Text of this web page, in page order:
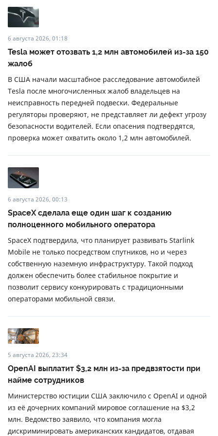
6 августа 2026, 01:18
Tesla может отозвать 1,2 млн автомобилей из-за 150
жалоб
В США начали масштабное расследование автомобилей
Tesla после многочисленных жалоб владельцев на
неисправность передней подвески. Федеральные
регуляторы проверяют, не представляет ли дефект угрозу
безопасности водителей. Если опасения подтвердятся,
проверка может охватить около 1,2 млн автомобилей.
6 августа 2026, 00:13
SpaceX сделала еще один шаг к созданию
полноценного мобильного оператора
SpaceX подтвердила, что планирует развивать Starlink
Mobile не только посредством спутников, но и через
собственную наземную инфраструктуру. Такой подход
должен обеспечить более стабильное покрытие и
позволит сервису конкурировать с традиционными
операторами мобильной связи.
5 августа 2026, 23:34
OpenAI выплатит $3,2 млн из-за предвзятости при
найме сотрудников
Министерство юстиции США заключило с OpenAI и одной
из её дочерних компаний мировое соглашение на $3,2
млн. Ведомство заявило, что компания могла
дискриминировать американских кандидатов, отдавая